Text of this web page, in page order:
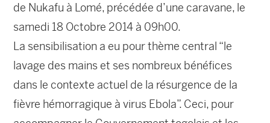
de Nukafu à Lomé, précédée d’une caravane, le
samedi 18 Octobre 2014 à 09h00.
La sensibilisation a eu pour thème central “le
lavage des mains et ses nombreux bénéfices
dans le contexte actuel de la résurgence de la
fièvre hémorragique à virus Ebola”. Ceci, pour